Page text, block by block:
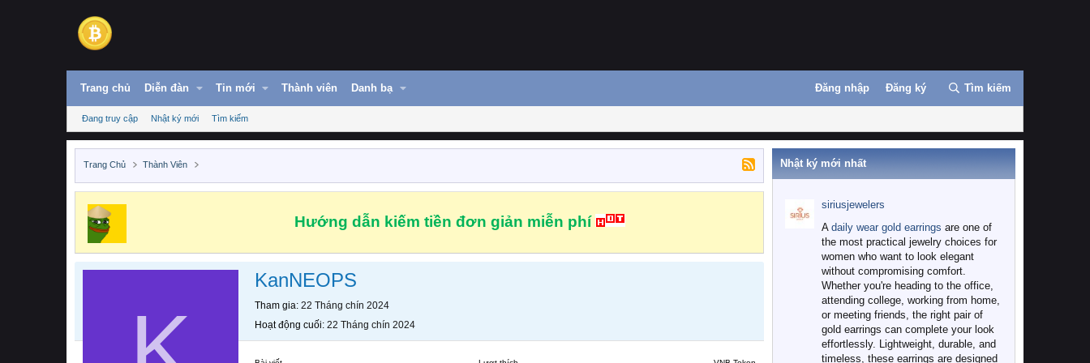
Trang chủ Diễn đàn Tin mới Thành viên Danh bạ Đăng nhập Đăng ký Tìm kiếm
Đang truy cập Nhật ký mới Tìm kiếm
Trang Chủ Thành Viên
Hướng dẫn kiếm tiền đơn giản miễn phí
KanNEOPS
Tham gia 22 Tháng chín 2024
Hoạt động cuối 22 Tháng chín 2024
Nhật ký mới nhất
siriusjewelers
A daily wear gold earrings are one of
the most practical jewelry choices for
women who want to look elegant
without compromising comfort.
Whether you're heading to the office,
attending college, working from home,
or meeting friends, the right pair of
gold earrings can complete your look
effortlessly. Lightweight, durable, and
timeless, these earrings are designed